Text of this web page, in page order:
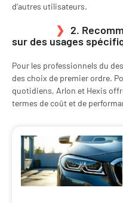
d’autres utilisateurs.
2.
sur des usages
Pour les professionnels du
des choix de premier ordre.
quotidiens, Arlon et Hexis
termes de coût et de